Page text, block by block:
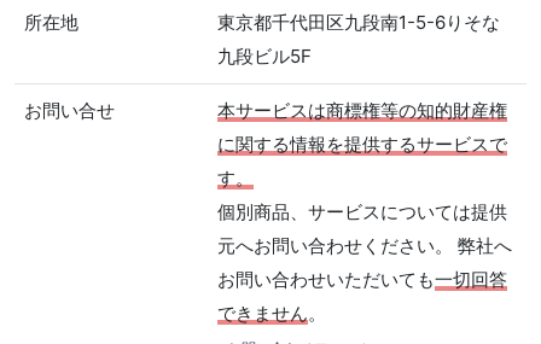
所在地
東京都千代田区九段南1-5-6りそな
九段ビル5F
お問い合せ
本サービスは商標権等の知的財産権
に関する情報を提供するサービスで
す。
個別商品、サービスについては提供
元へお問い合わせください。 弊社へ
お問い合わせいただいても一切回答
できません。